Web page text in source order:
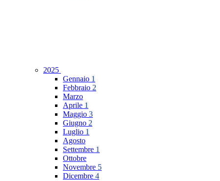
2025
Gennaio 1
Febbraio 2
Marzo
Aprile 1
Maggio 3
Giugno 2
Luglio 1
Agosto
Settembre 1
Ottobre
Novembre 5
Dicembre 4